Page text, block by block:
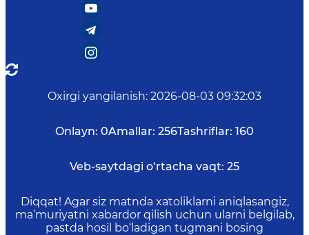
Oxirgi yangilanish: 2026-08-03 09:32:03
Onlayn: 0Amallar: 256Tashriflar: 160
Veb-saytdagi o‘rtacha vaqt: 25
Diqqat! Agar siz matnda xatoliklarni aniqlasangiz,
ma’muriyatni xabardor qilish uchun ularni belgilab,
pastda hosil bo‘ladigan tugmani bosing